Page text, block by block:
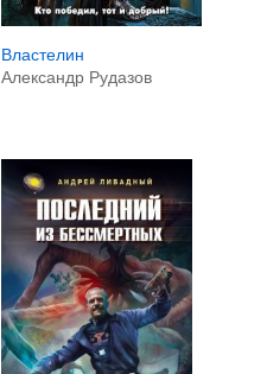
Властелин
Александр Рудазов